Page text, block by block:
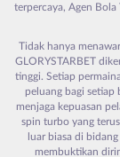
terpercaya, Agen
Tidak hanya
GLORYSTARBET
tinggi. Setiap
peluang bagi
menjaga kepuasan
spin turbo yang
luar biasa di
membuktikan